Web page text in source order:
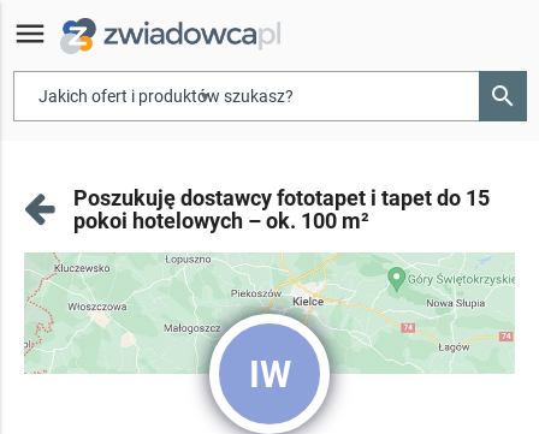
menu
▾ search
Poszukuję dostawcy fototapet i tapet do 15
pokoi hotelowych – ok. 100 m²
IW